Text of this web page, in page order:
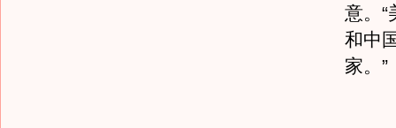
意。“
和中
家